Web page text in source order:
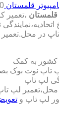
قلمستان
،تعمیر
محل.تعمیر
کشور به کمک
و تعمیر لپ تاپ و لپ تاپ نوت
لپ تاپ
لپ
لپ تاپ و